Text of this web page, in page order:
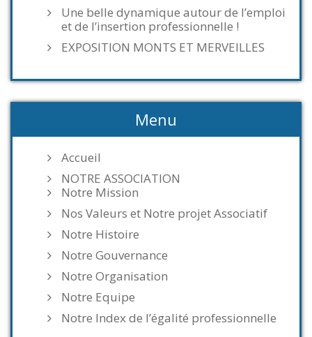
Une belle dynamique autour de l’emploi
et de l’insertion professionnelle !
EXPOSITION MONTS ET MERVEILLES
Menu
Accueil
NOTRE ASSOCIATION
Notre Mission
Nos Valeurs et Notre projet Associatif
Notre Histoire
Notre Gouvernance
Notre Organisation
Notre Equipe
Notre Index de l’égalité professionnelle